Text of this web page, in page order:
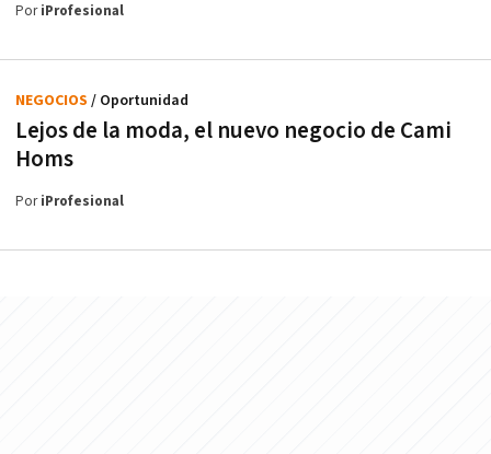
PoriProfesional
Lejos de la moda, el nuevo negocio de Cami
Homs
NEGOCIOS / Oportunidad
PoriProfesional